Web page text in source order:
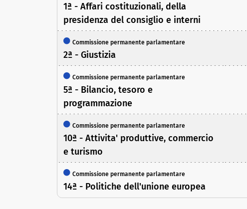
1ª - Affari costituzionali, della
presidenza del consiglio e interni
Commissione permanente parlamentare
2ª - Giustizia
Commissione permanente parlamentare
5ª - Bilancio, tesoro e
programmazione
Commissione permanente parlamentare
10ª - Attivita' produttive, commercio
e turismo
Commissione permanente parlamentare
14ª - Politiche dell'unione europea